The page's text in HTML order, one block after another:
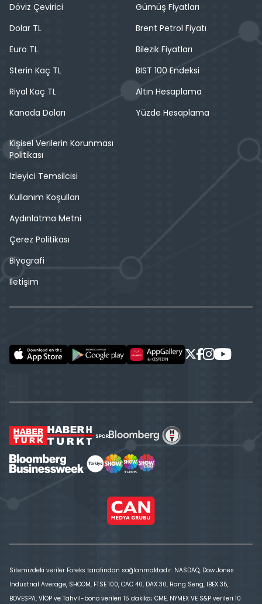
Döviz Çevirici
Dolar TL
Euro TL
Sterin Kaç TL
Riyal Kaç TL
Kanada Doları
Gümüş Fiyatları
Brent Petrol Fiyatı
Bilezik Fiyatları
BIST 100 Endeksi
Altın Hesaplama
Yüzde Hesaplama
Kişisel Verilerin Korunması
Politikası
İzleyici Temsilcisi
Kullanım Koşulları
Aydınlatma Metni
Çerez Politikası
Biyografi
İletişim
Sitemizdeki veriler Foreks tarafından sağlanmaktadır. NASDAQ, Dow Jones
Industrial Average, SHCOM, FTSE 100, CAC 40, DAX 30, Hang Seng, IBEX 35,
BOVESPA, VİOP ve Tahvil-bono verileri 15 dakika; CME, NYMEX VE S&P verileri 10